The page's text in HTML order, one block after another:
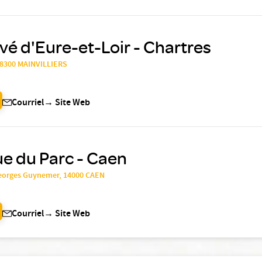
d'Eure-et-Loir - Chartres
MAINVILLIERS
Courriel→ Site Web
du Parc - Caen
Guynemer, 14000 CAEN
Courriel→ Site Web